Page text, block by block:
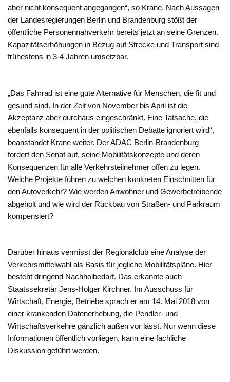
aber nicht konsequent angegangen“, so Krane. Nach Aussagen
der Landesregierungen Berlin und Brandenburg stößt der
öffentliche Personennahverkehr bereits jetzt an seine Grenzen.
Kapazitätserhöhungen in Bezug auf Strecke und Transport sind
frühestens in 3-4 Jahren umsetzbar.
„Das Fahrrad ist eine gute Alternative für Menschen, die fit und
gesund sind. In der Zeit von November bis April ist die
Akzeptanz aber durchaus eingeschränkt. Eine Tatsache, die
ebenfalls konsequent in der politischen Debatte ignoriert wird“,
beanstandet Krane weiter. Der ADAC Berlin-Brandenburg
fordert den Senat auf, seine Mobilitätskonzepte und deren
Konsequenzen für alle Verkehrsteilnehmer offen zu legen.
Welche Projekte führen zu welchen konkreten Einschnitten für
den Autoverkehr? Wie werden Anwohner und Gewerbetreibende
abgeholt und wie wird der Rückbau von Straßen- und Parkraum
kompensiert?
Darüber hinaus vermisst der Regionalclub eine Analyse der
Verkehrsmittelwahl als Basis für jegliche Mobilitätspläne. Hier
besteht dringend Nachholbedarf. Das erkannte auch
Staatssekretär Jens-Holger Kirchner. Im Ausschuss für
Wirtschaft, Energie, Betriebe sprach er am 14. Mai 2018 von
einer krankenden Datenerhebung, die Pendler- und
Wirtschaftsverkehre gänzlich außen vor lässt. Nur wenn diese
Informationen öffentlich vorliegen, kann eine fachliche
Diskussion geführt werden.